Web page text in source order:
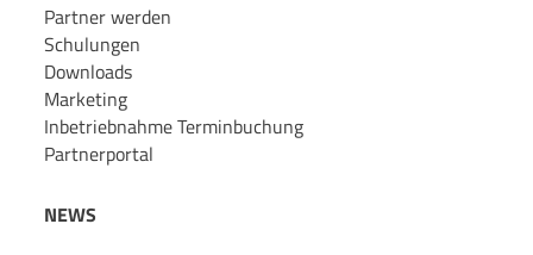
Partner werden
Schulungen
Downloads
Marketing
Inbetriebnahme Terminbuchung
Partnerportal
NEWS